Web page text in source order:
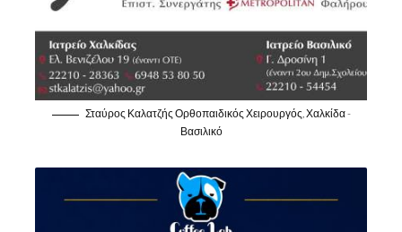
Σταύρος Καλατζής Ορθοπαιδικός Χειρουργός, Χαλκίδα -
Βασιλικό